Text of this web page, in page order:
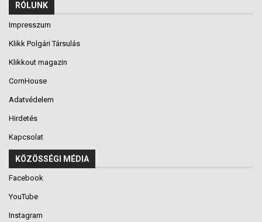
RÓLUNK
Impresszum
Klikk Polgári Társulás
Klikkout magazin
CornHouse
Adatvédelem
Hirdetés
Kapcsolat
KÖZÖSSÉGI MÉDIA
Facebook
YouTube
Instagram